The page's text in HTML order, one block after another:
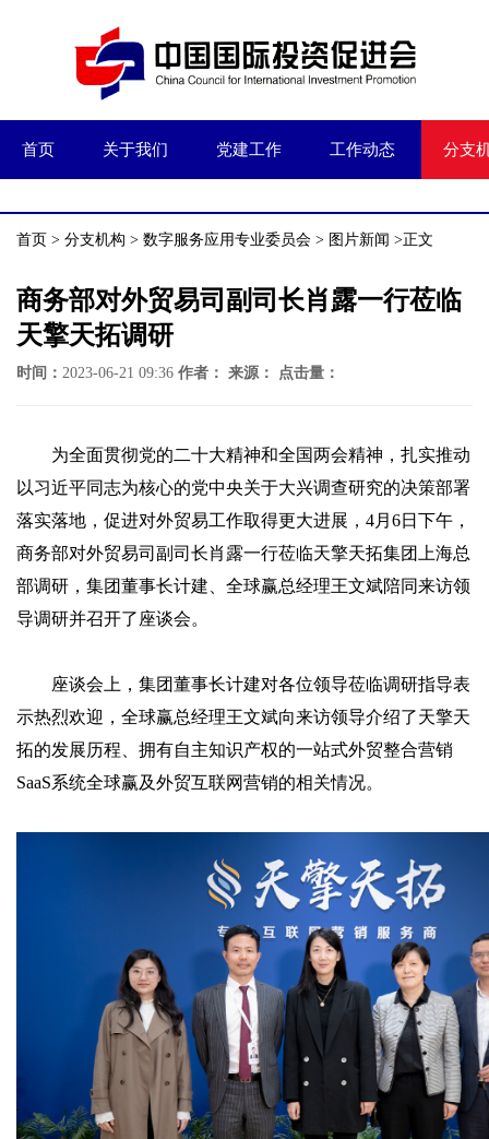
首页 关于我们 党建工作 工作动态 分支
首页 > 分支机构 > 数字服务应用专业委员会 > 图片新闻 >正文
商务部对外贸易司副司长肖露一行莅临
天擎天拓调研
时间： 2023-06-21 09:36 作者： 来源： 点击量：
为全面贯彻党的二十大精神和全国两会精神，扎实推动
以习近平同志为核心的党中央关于大兴调查研究的决策部署
落实落地，促进对外贸易工作取得更大进展，4月6日下午，
商务部对外贸易司副司长肖露一行莅临天擎天拓集团上海总
部调研，集团董事长计建、全球赢总经理王文斌陪同来访领
导调研并召开了座谈会。
座谈会上，集团董事长计建对各位领导莅临调研指导表
示热烈欢迎，全球赢总经理王文斌向来访领导介绍了天擎天
拓的发展历程、拥有自主知识产权的一站式外贸整合营销
SaaS系统全球赢及外贸互联网营销的相关情况。